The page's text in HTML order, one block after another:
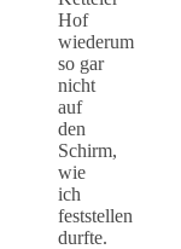
Hof
wiederum
so gar
nicht
auf
den
Schirm,
wie
ich
feststellen
durfte.